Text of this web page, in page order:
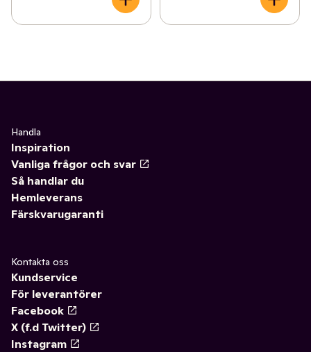
Handla
Inspiration
Vanliga frågor och svar
Så handlar du
Hemleverans
Färskvarugaranti
Kontakta oss
Kundservice
För leverantörer
Facebook
X (f.d Twitter)
Instagram